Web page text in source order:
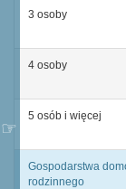
3 osoby
4 osoby
5 osób i więcej
Gospodarstwa
rodzinnego